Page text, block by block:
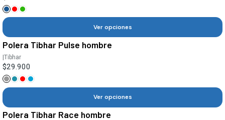
Ver opciones
Polera Tibhar Pulse hombre
|Tibhar
$29.900
Ver opciones
Polera Tibhar Race hombre